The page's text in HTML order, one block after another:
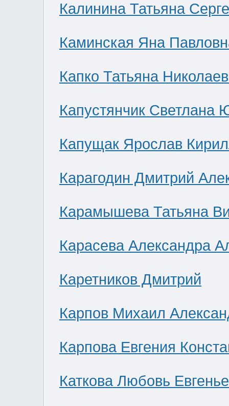
Калинина Татьяна
Каминская Яна
Капко Татьяна
Капустянчик Светлана
Капущак Ярослав
Карагодин Дмитрий
Карамышева Татьяна
Карасева Александра
Каретников Дмитрий
Карпов Михаил
Карпова Евгения
Каткова Любовь